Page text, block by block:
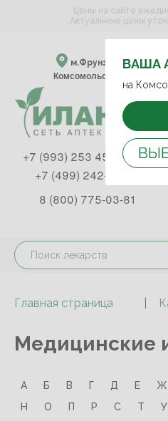
м.Фрунзенская
Комсомольский пр-т, д. 47
ВАША
на
Цены на сайте
Актуальные цены
+7 (993) 253 45 93
+7 (499) 242-90-85
8 (800) 775-03-81
Главная страница
Медицинские
А Б В Г Д Е Ж
Н
О П Р С Т У